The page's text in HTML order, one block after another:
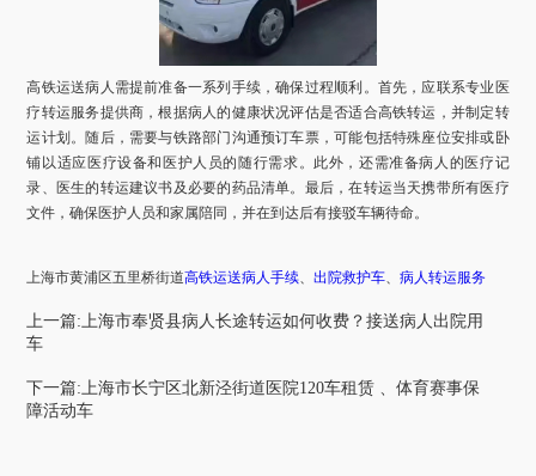
高铁运送病人需提前准备一系列手续，确保过程顺利。首先，应联系专业医
疗转运服务提供商，根据病人的健康状况评估是否适合高铁转运，并制定转
运计划。随后，需要与铁路部门沟通预订车票，可能包括特殊座位安排或卧
铺以适应医疗设备和医护人员的随行需求。此外，还需准备病人的医疗记
录、医生的转运建议书及必要的药品清单。最后，在转运当天携带所有医疗
文件，确保医护人员和家属陪同，并在到达后有接驳车辆待命。
上海市黄浦区五里桥街道高铁运送病人手续、出院救护车、病人转运服务
上一篇:上海市奉贤县病人长途转运如何收费？接送病人出院用
车
下一篇:上海市长宁区北新泾街道医院120车租赁 、体育赛事保
障活动车